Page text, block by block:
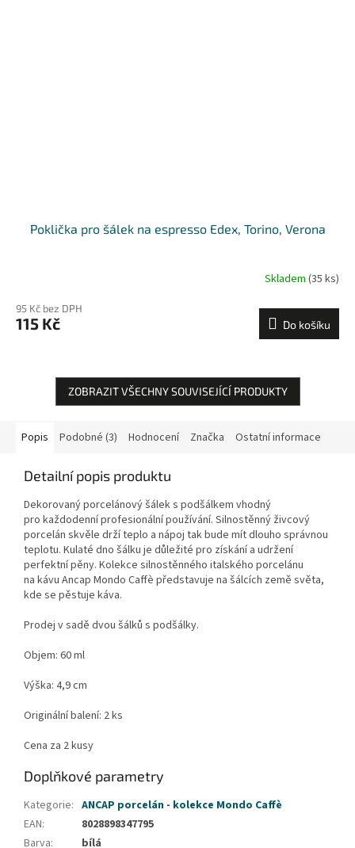
Poklička pro šálek na espresso Edex, Torino, Verona
Skladem (35 ks)
95 Kč bez DPH
115 Kč Do košíku
ZOBRAZIT VŠECHNY SOUVISEJÍCÍ PRODUKTY
Popis Podobné (3) Hodnocení Značka Ostatní informace
Detailní popis produktu
Dekorovaný porcelánový šálek s podšálkem vhodný
pro každodenní profesionální používání. Silnostěnný živcový
porcelán skvěle drží teplo a nápoj tak bude mít dlouho správnou
teplotu. Kulaté dno šálku je důležité pro získání a udržení
perfektní pěny. Kolekce silnostěnného italského porcelánu
na kávu Ancap Mondo Caffè představuje na šálcích země světa,
kde se pěstuje káva.
Prodej v sadě dvou šálků s podšálky.
Objem: 60 ml
Výška: 4,9 cm
Originální balení: 2 ks
Cena za 2 kusy
Doplňkové parametry
Kategorie: ANCAP porcelán - kolekce Mondo Caffè
EAN:
8028898347795
Barva:
bílá